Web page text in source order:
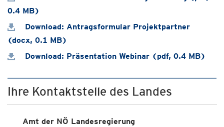
0.4 MB)
Download: Antragsformular Projektpartner
(docx, 0.1 MB)
Download: Präsentation Webinar (pdf, 0.4 MB)
Ihre Kontaktstelle des Landes
Amt der NÖ Landesregierung